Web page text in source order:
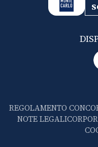
REGOLAMENTO
NOTE LEGALI